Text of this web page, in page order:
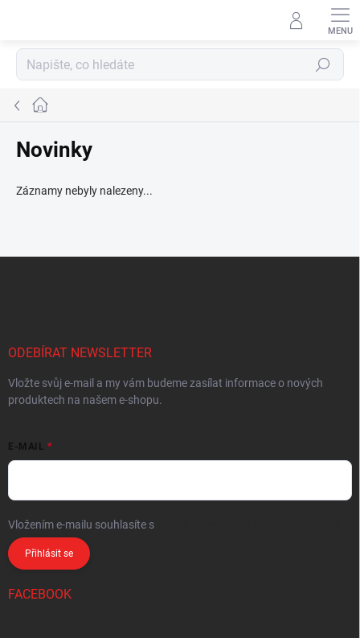
Hledat
Domů
Novinky
Záznamy nebyly nalezeny...
ODEBÍRAT NEWSLETTER
Vložte svůj e-mail a my vám budeme zasílat informace o nových
produktech na našem e-shopu.
E-MAIL
Vložením e-mailu souhlasíte s
Přihlásit se
FACEBOOK